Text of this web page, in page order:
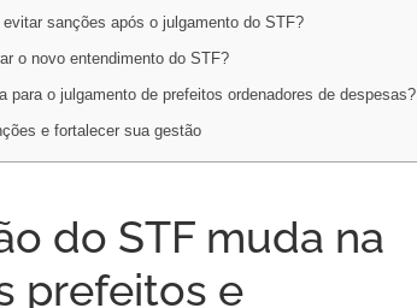
sanções após o julgamento do STF?
o novo entendimento do STF?
para o julgamento de prefeitos ordenadores de despesas?
e fortalecer sua gestão
do STF muda na
prefeitos e